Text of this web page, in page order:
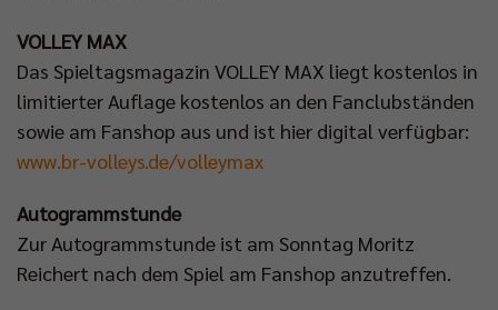
VOLLEY MAX
Das Spieltagsmagazin VOLLEY MAX liegt kostenlos in
limitierter Auflage kostenlos an den Fanclubständen
sowie am Fanshop aus und ist hier digital verfügbar:
www.br-volleys.de/volleymax
Autogrammstunde
Zur Autogrammstunde ist am Sonntag Moritz
Reichert nach dem Spiel am Fanshop anzutreffen.